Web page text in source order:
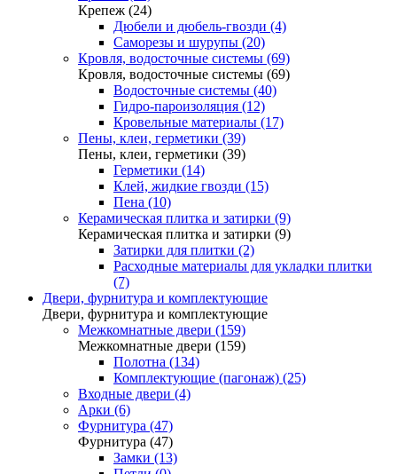
Крепеж (24)
Дюбели и дюбель-гвозди (4)
Саморезы и шурупы (20)
Кровля, водосточные системы (69)
Кровля, водосточные системы (69)
Водосточные системы (40)
Гидро-пароизоляция (12)
Кровельные материалы (17)
Пены, клеи, герметики (39)
Пены, клеи, герметики (39)
Герметики (14)
Клей, жидкие гвозди (15)
Пена (10)
Керамическая плитка и затирки (9)
Керамическая плитка и затирки (9)
Затирки для плитки (2)
Расходные материалы для укладки плитки
(7)
Двери, фурнитура и комплектующие
Двери, фурнитура и комплектующие
Межкомнатные двери (159)
Межкомнатные двери (159)
Полотна (134)
Комплектующие (пагонаж) (25)
Входные двери (4)
Арки (6)
Фурнитура (47)
Фурнитура (47)
Замки (13)